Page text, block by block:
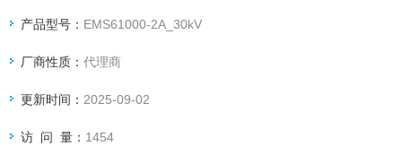
产品型号： EMS61000-2A_30kV
厂商性质：代理商
更新时间： 2025-09-02
访 问 量： 1454